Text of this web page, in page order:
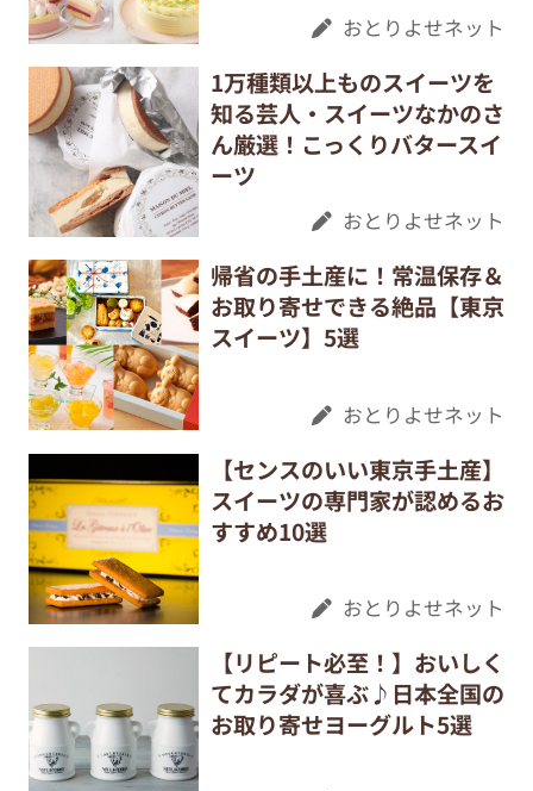
おとりよせネット
1万種類以上ものスイーツを
知る芸人・スイーツなかのさ
ん厳選！こっくりバタースイ
ーツ
おとりよせネット
帰省の手土産に！常温保存＆
お取り寄せできる絶品【東京
スイーツ】5選
おとりよせネット
【センスのいい東京手土産】
スイーツの専門家が認めるお
すすめ10選
おとりよせネット
【リピート必至！】おいしく
てカラダが喜ぶ♪日本全国の
お取り寄せヨーグルト5選